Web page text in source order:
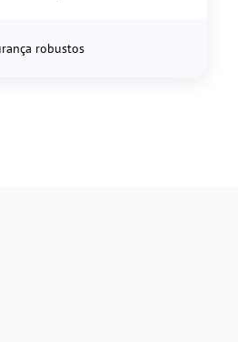
robustos